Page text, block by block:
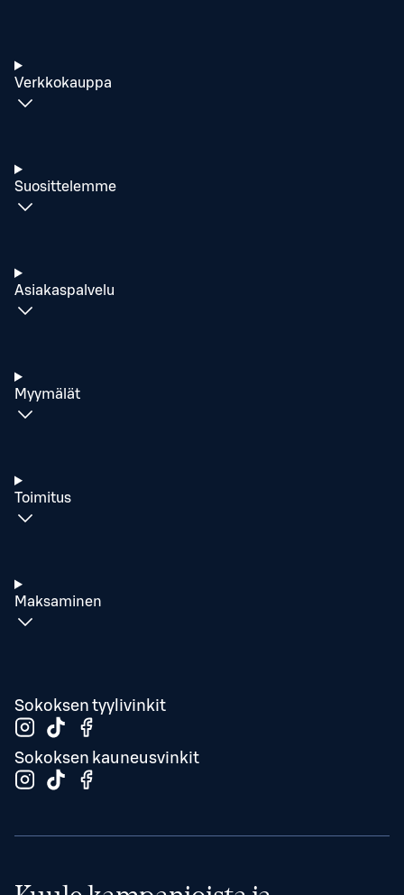
Verkkokauppa
Suosittelemme
Asiakaspalvelu
Myymälät
Toimitus
Maksaminen
Sokoksen tyylivinkit
Sokoksen kauneusvinkit